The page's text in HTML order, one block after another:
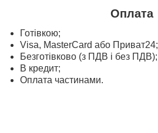
Оплата
Готівкою;
Visa, MasterСard або Приват24;
Безготівково (з ПДВ і без ПДВ);
В кредит;
Оплата частинами.